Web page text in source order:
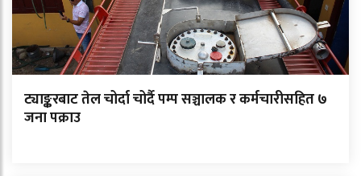
ट्याङ्करबाट तेल चोर्दा चोर्दै पम्प सञ्चालक र कर्मचारीसहित ७
जना पक्राउ